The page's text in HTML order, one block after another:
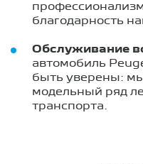
благодарность
Обслуживание
автомобиль
быть уверены:
модельный ряд
транспорта.